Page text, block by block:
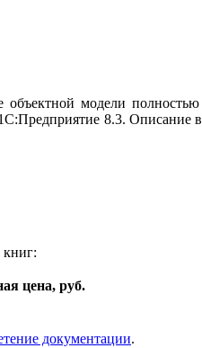
объектной модели
8.3. Описание
книг:
цена, руб.
документации.